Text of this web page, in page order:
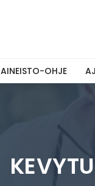
AINEISTO-OHJE